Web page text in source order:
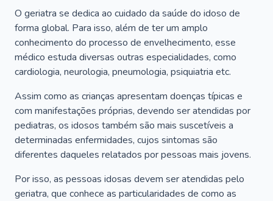
O geriatra se dedica ao cuidado da saúde do idoso de
forma global. Para isso, além de ter um amplo
conhecimento do processo de envelhecimento, esse
médico estuda diversas outras especialidades, como
cardiologia, neurologia, pneumologia, psiquiatria etc.
Assim como as crianças apresentam doenças típicas e
com manifestações próprias, devendo ser atendidas por
pediatras, os idosos também são mais suscetíveis a
determinadas enfermidades, cujos sintomas são
diferentes daqueles relatados por pessoas mais jovens.
Por isso, as pessoas idosas devem ser atendidas pelo
geriatra, que conhece as particularidades de como as